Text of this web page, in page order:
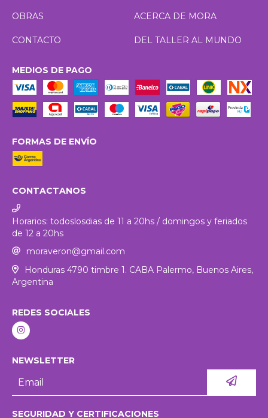
OBRAS ACERCA DE MORA
CONTACTO DEL TALLER AL MUNDO
MEDIOS DE PAGO
FORMAS DE ENVÍO
CONTACTANOS
Horarios: todoslosdias de 11 a 20hs / domingos y feriados
de 12 a 20hs
moraveron@gmail.com
Honduras 4790 timbre 1. CABA Palermo, Buenos Aires,
Argentina
REDES SOCIALES
NEWSLETTER
SEGURIDAD Y CERTIFICACIONES